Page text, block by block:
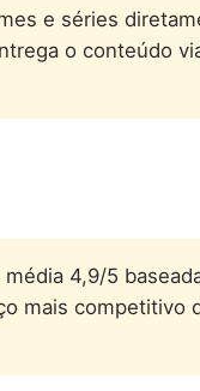
e séries
o conteúdo
4,9/5
mais competitivo